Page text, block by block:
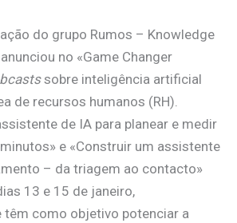
do grupo Rumos – Knowledge
anunciou no «Game Changer
sobre inteligência artificial
de recursos humanos (RH).
de IA para planear e medir
e «Construir um assistente
– da triagem ao contacto»
13 e 15 de janeiro,
têm como objetivo potenciar a